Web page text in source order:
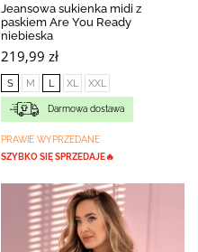
Jeansowa sukienka midi z
paskiem Are You Ready
niebieska
219,99 zł
S M L XL XXL
Darmowa dostawa
PRAWIE WYPRZEDANE
SZYBKO SIĘ SPRZEDAJE🔥